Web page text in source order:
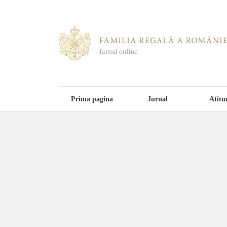
Prima pagina Jurnal